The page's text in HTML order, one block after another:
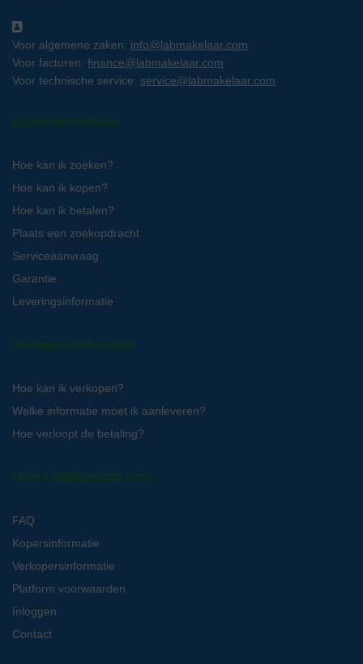
Voor algemene zaken: info@labmakelaar.com
Voor facturen: finance@labmakelaar.com
Voor technische service: service@labmakelaar.com
Kopersinformatie
Hoe kan ik zoeken?
Hoe kan ik kopen?
Hoe kan ik betalen?
Plaats een zoekopdracht
Serviceaanvraag
Garantie
Leveringsinformatie
Verkopersinformatie
Hoe kan ik verkopen?
Welke informatie moet ik aanleveren?
Hoe verloopt de betaling?
Over LabMakelaar.com
FAQ
Kopersinformatie
Verkopersinformatie
Platform voorwaarden
Inloggen
Contact